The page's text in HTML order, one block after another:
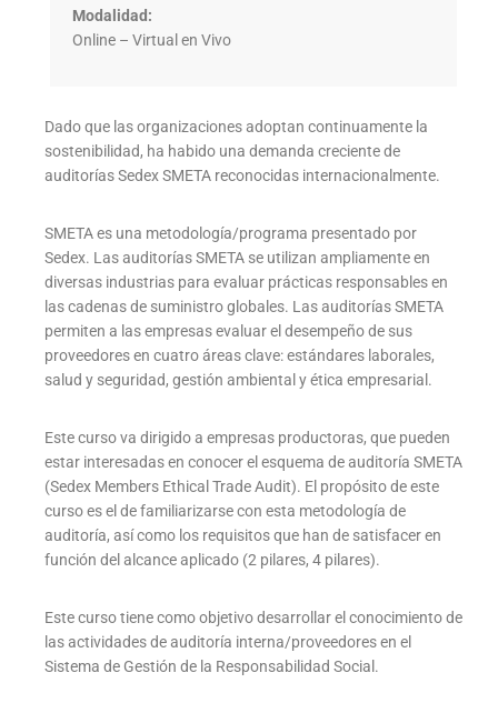
Modalidad:
Online – Virtual en Vivo
Dado que las organizaciones adoptan continuamente la
sostenibilidad, ha habido una demanda creciente de
auditorías Sedex SMETA reconocidas internacionalmente.
SMETA es una metodología/programa presentado por
Sedex. Las auditorías SMETA se utilizan ampliamente en
diversas industrias para evaluar prácticas responsables en
las cadenas de suministro globales. Las auditorías SMETA
permiten a las empresas evaluar el desempeño de sus
proveedores en cuatro áreas clave: estándares laborales,
salud y seguridad, gestión ambiental y ética empresarial.
Este curso va dirigido a empresas productoras, que pueden
estar interesadas en conocer el esquema de auditoría SMETA
(Sedex Members Ethical Trade Audit). El propósito de este
curso es el de familiarizarse con esta metodología de
auditoría, así como los requisitos que han de satisfacer en
función del alcance aplicado (2 pilares, 4 pilares).
Este curso tiene como objetivo desarrollar el conocimiento de
las actividades de auditoría interna/proveedores en el
Sistema de Gestión de la Responsabilidad Social.